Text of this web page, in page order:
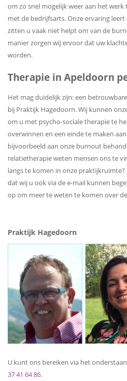
om zo snel mogelijk weer aan het
met de bedrijfsarts. Onze ervaring
zitten u vaak niet helpt om van de
manier zorgen wij ervoor dat uw
worden.
Therapie in Apeldoorn
Het mag duidelijk zijn: een
bij Praktijk Hagedoorn. Wij kunnen
om u met psycho-sociale therapie te
overwinnen en een einde te maken
bijvoorbeeld aan onze burnout
relatietherapie weten mensen ons te
langs te komen in onze
dat wij u ook via de e-mail kunnen
op om meer te weten te komen over
Praktijk Hagedoorn
U kunt ons bereiken via het
37 41 64 86.